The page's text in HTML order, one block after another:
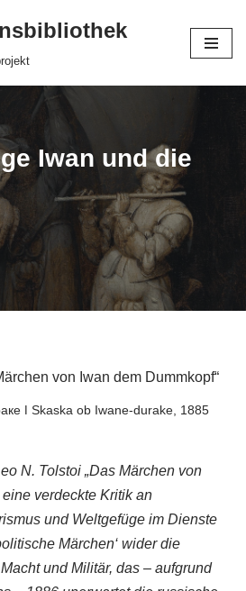
Iwan und die
von Iwan dem Dummkopf“
ǀ Skaska ob Iwane-durake, 1885
N. Tolstoi „Das Märchen von
verdeckte Kritik an
und Weltgefüge im Dienste
Märchen‘ wider die
und Militär, das – aufgrund